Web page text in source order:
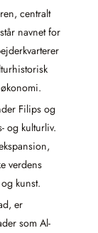
centralt
navnet for
Filips og
og kulturliv.
verdens
kunst.
er
som Al-